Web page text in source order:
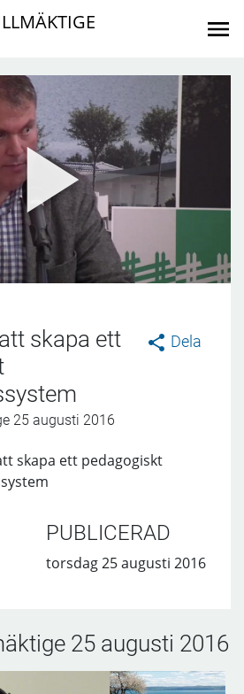
Dela
skapa ett
25 augusti 2016
skapa ett pedagogiskt
PUBLICERAD
torsdag 25 augusti 2016
25 augusti 2016